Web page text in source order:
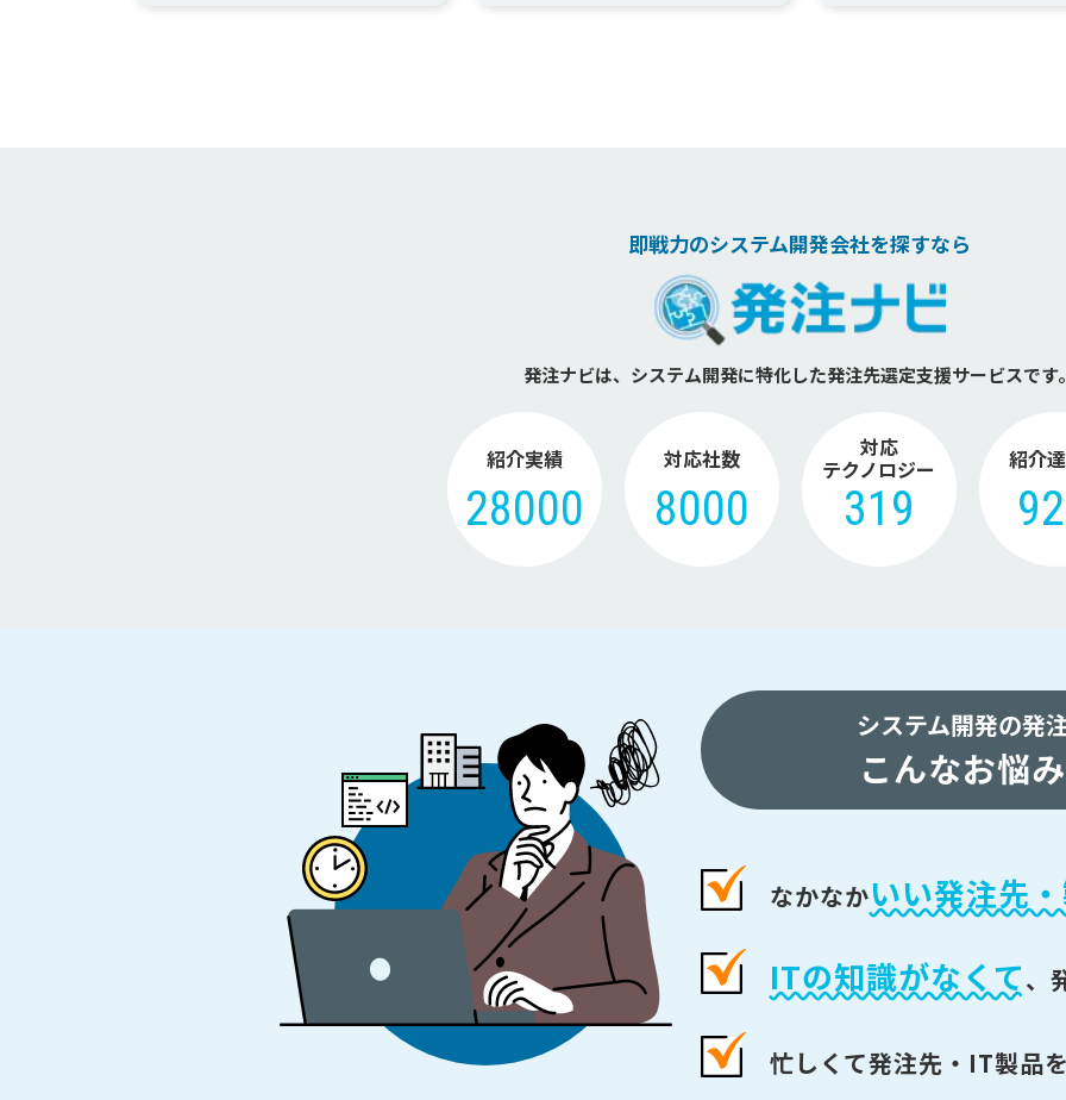
構築しました。 ...
案しました。 弊社の提...
EC2(AWS)、PHP、Rea...
即戦力のシステム開発会社を探すなら
発注ナビは、システム開発に特化した発注先選定支援サービスです。
紹介実績
28000
対応社数
8000
対応
テクノロジー
319
紹介
システム開発の発
こんなお悩
なかなかいい発注先
ITの知識がなくて、
忙しくて発注先・IT製品